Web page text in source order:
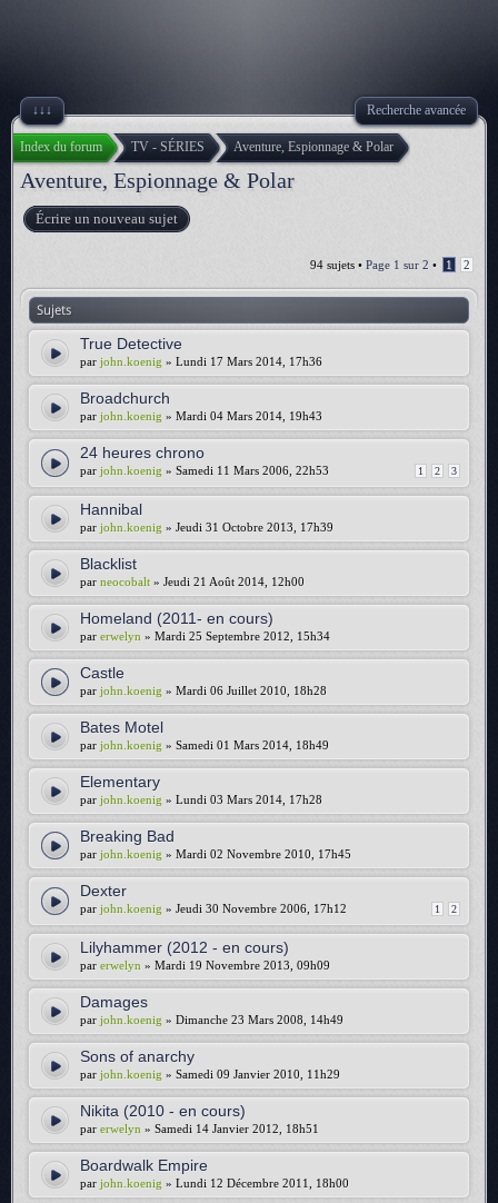
↓↓↓ Recherche avancée
Index du forum TV - SÉRIES Aventure, Espionnage & Polar
Aventure, Espionnage & Polar
Écrire un nouveau sujet
94 sujets • Page 1 sur 2 • 1 2
Sujets
True Detective
par john.koenig » Lundi 17 Mars 2014, 17h36
Broadchurch
par john.koenig » Mardi 04 Mars 2014, 19h43
24 heures chrono
1 2 3
par john.koenig » Samedi 11 Mars 2006, 22h53
Hannibal
par john.koenig » Jeudi 31 Octobre 2013, 17h39
Blacklist
par neocobalt » Jeudi 21 Août 2014, 12h00
Homeland (2011- en cours)
par erwelyn » Mardi 25 Septembre 2012, 15h34
Castle
par john.koenig » Mardi 06 Juillet 2010, 18h28
Bates Motel
par john.koenig » Samedi 01 Mars 2014, 18h49
Elementary
par john.koenig » Lundi 03 Mars 2014, 17h28
Breaking Bad
par john.koenig » Mardi 02 Novembre 2010, 17h45
Dexter
1 2
par john.koenig » Jeudi 30 Novembre 2006, 17h12
Lilyhammer (2012 - en cours)
par erwelyn » Mardi 19 Novembre 2013, 09h09
Damages
par john.koenig » Dimanche 23 Mars 2008, 14h49
Sons of anarchy
par john.koenig » Samedi 09 Janvier 2010, 11h29
Nikita (2010 - en cours)
par erwelyn » Samedi 14 Janvier 2012, 18h51
Boardwalk Empire
par john.koenig » Lundi 12 Décembre 2011, 18h00